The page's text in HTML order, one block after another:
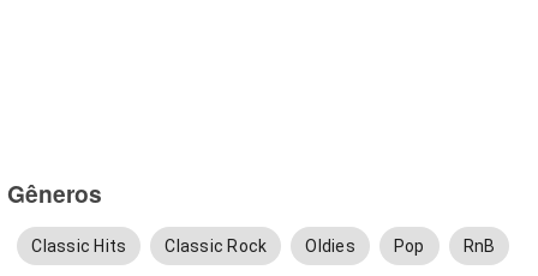
Gêneros
Classic Hits Classic Rock Oldies Pop RnB